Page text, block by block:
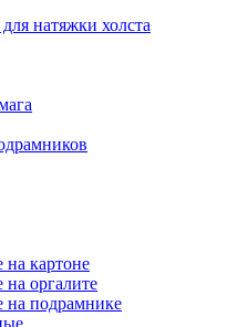
натяжки холста
на картоне
оргалите
на подрамнике